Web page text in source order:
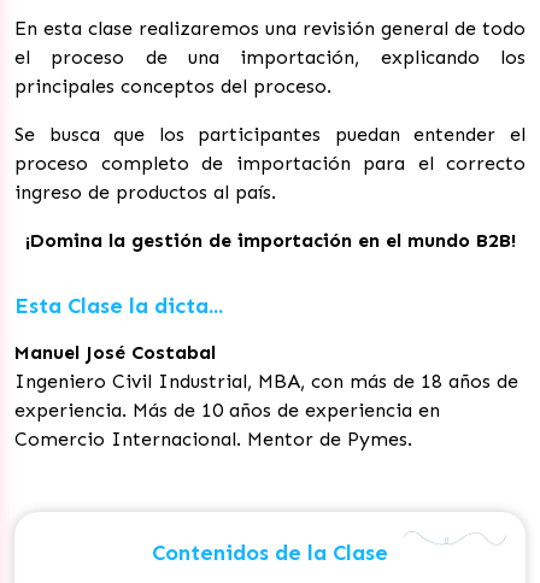
En esta clase realizaremos una revisión general de todo
el proceso de una importación, explicando los
principales conceptos del proceso.
Se busca que los participantes puedan entender el
proceso completo de importación para el correcto
ingreso de productos al país.
¡Domina la gestión de importación en el mundo B2B!
Esta Clase la dicta...
Manuel José Costabal
Ingeniero Civil Industrial, MBA, con más de 18 años de
experiencia. Más de 10 años de experiencia en
Comercio Internacional. Mentor de Pymes.
Contenidos de la Clase